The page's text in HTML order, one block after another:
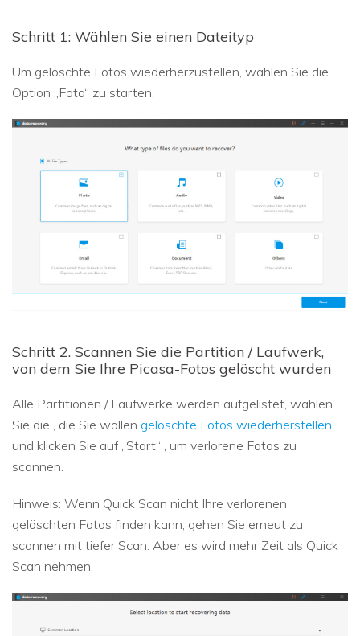
Schritt 1: Wählen Sie einen Dateityp
Um gelöschte Fotos wiederherzustellen, wählen Sie die
Option „Foto“ zu starten.
Schritt 2. Scannen Sie die Partition / Laufwerk,
von dem Sie Ihre Picasa-Fotos gelöscht wurden
Alle Partitionen / Laufwerke werden aufgelistet, wählen
Sie die , die Sie wollen gelöschte Fotos wiederherstellen
und klicken Sie auf „Start“ , um verlorene Fotos zu
scannen.
Hinweis: Wenn Quick Scan nicht Ihre verlorenen
gelöschten Fotos finden kann, gehen Sie erneut zu
scannen mit tiefer Scan. Aber es wird mehr Zeit als Quick
Scan nehmen.